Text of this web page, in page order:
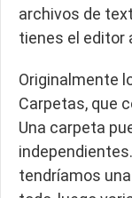
archivos de
tienes el editor
Originalmente
Carpetas, que
Una carpeta
tendríamos